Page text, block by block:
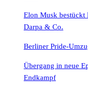
Elon Musk
Darpa & Co.
Berliner Pride-
Übergang in neue
Endkampf